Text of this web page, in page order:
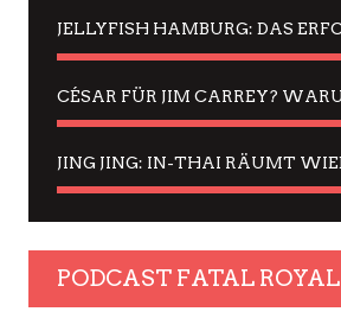
PODCAST FATAL ROYAL